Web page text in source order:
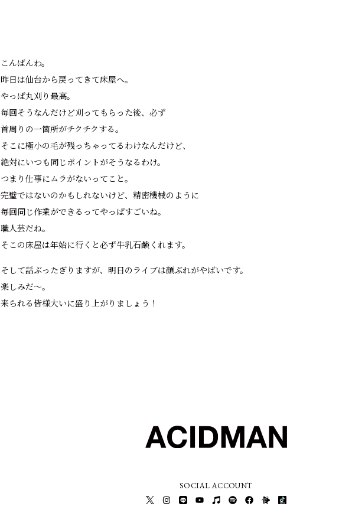
こんばんわ。
昨日は仙台から戻ってきて床屋へ。
やっぱ丸刈り最高。
毎回そうなんだけど刈ってもらった後、必ず
首周りの一箇所がチクチクする。
そこに極小の毛が残っちゃってるわけなんだけど、
絶対にいつも同じポイントがそうなるわけ。
つまり仕事にムラがないってこと。
完璧ではないのかもしれないけど、精密機械のように
毎回同じ作業ができるってやっぱすごいね。
職人芸だね。
そこの床屋は年始に行くと必ず牛乳石鹸くれます。
そして話ぶったぎりますが、明日のライブは顔ぶれがやばいです。
楽しみだ～。
来られる皆様大いに盛り上がりましょう！
SOCIAL ACCOUNT